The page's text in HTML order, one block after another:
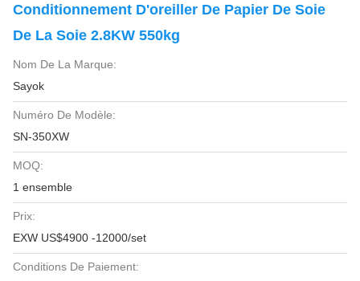
Conditionnement D'oreiller De Papier De Soie
De La Soie 2.8KW 550kg
Nom De La Marque:
Sayok
Numéro De Modèle:
SN-350XW
MOQ:
1 ensemble
Prix:
EXW US$4900 -12000/set
Conditions De Paiement: